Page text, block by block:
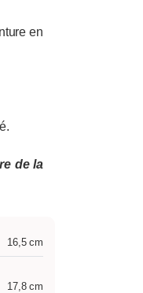
en
de la
16,5 cm
17,8 cm